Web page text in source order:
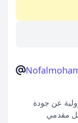
عن جودة
مقدمي